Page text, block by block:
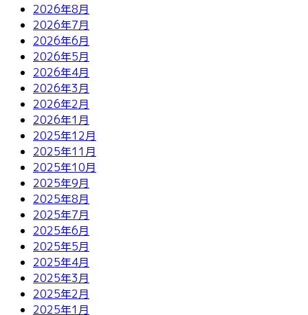
2026年8月
2026年7月
2026年6月
2026年5月
2026年4月
2026年3月
2026年2月
2026年1月
2025年12月
2025年11月
2025年10月
2025年9月
2025年8月
2025年7月
2025年6月
2025年5月
2025年4月
2025年3月
2025年2月
2025年1月